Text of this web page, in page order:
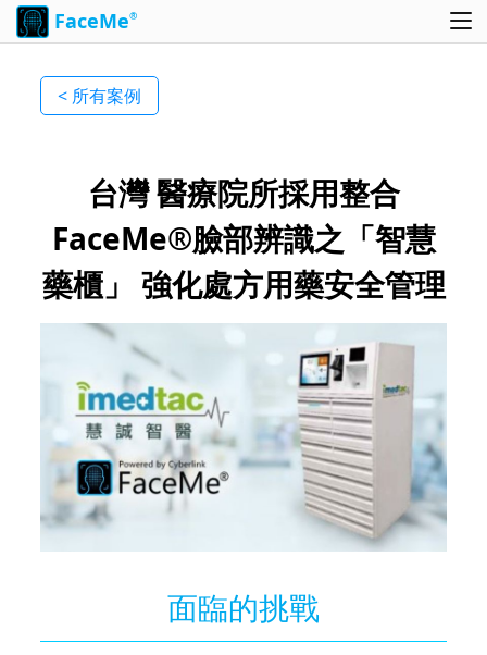
FaceMe®
< 所有案例
台灣 醫療院所採用整合
FaceMe®臉部辨識之「智慧
藥櫃」 強化處方用藥安全管理
面臨的挑戰